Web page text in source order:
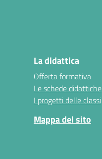
La didattica
Offerta formativa
Le schede didattiche
I progetti delle classi
Mappa del sito